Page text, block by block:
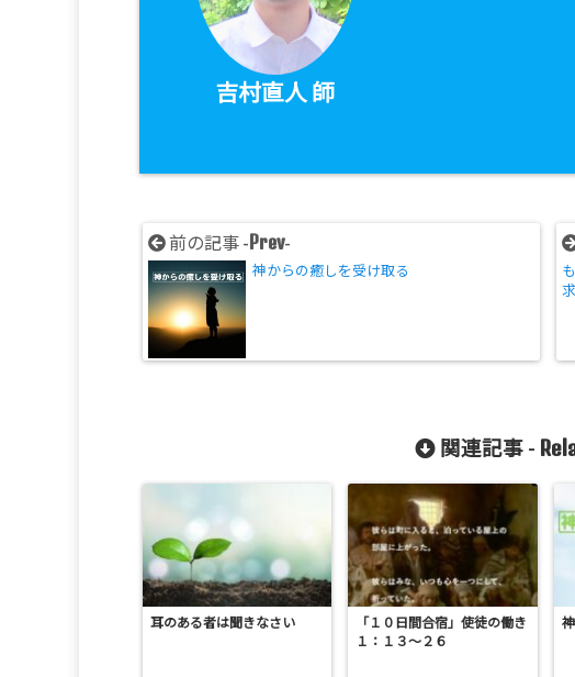
吉村直人 師
前の記事 -Prev-
神からの癒しを受け取る
関連記事 -
耳のある者は聞きなさい
「１０日間合宿」使徒の働き
１：１３～２６